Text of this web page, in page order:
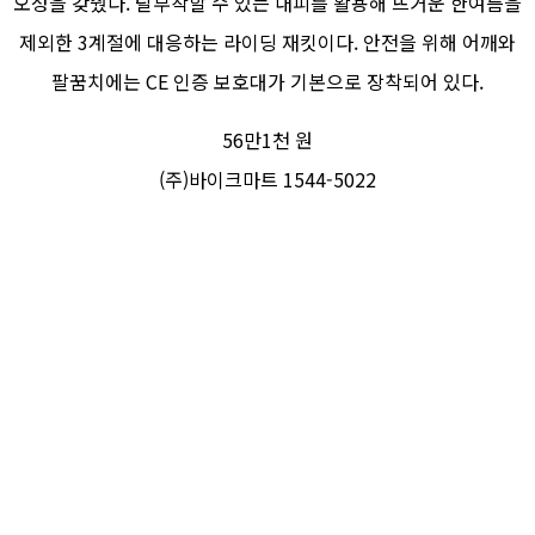
제외한 3계절에 대응하는 라이딩 재킷이다. 안전을 위해 어깨와
팔꿈치에는 CE 인증 보호대가 기본으로 장착되어 있다.
56만1천 원
(주)바이크마트 1544-5022